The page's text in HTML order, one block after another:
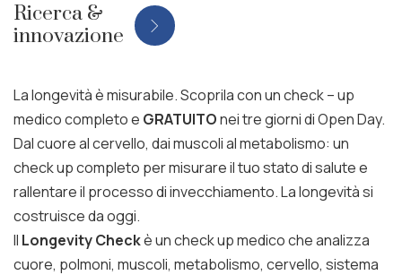
Ricerca &
innovazione
La longevità è misurabile. Scoprila con un check – up
medico completo e GRATUITOnei tre giorni di Open Day.
Dal cuore al cervello, dai muscoli al metabolismo: un
check up completo per misurare il tuo stato di salute e
rallentare il processo di invecchiamento. La longevità si
costruisce da oggi.
Il Longevity Checkè un check up medico che analizza
cuore, polmoni, muscoli, metabolismo, cervello, sistema